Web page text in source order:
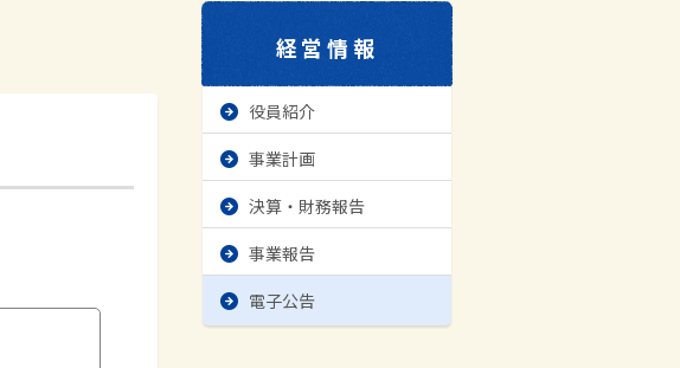
経営情報
役員紹介
事業計画
決算・財務報告
事業報告
電子公告